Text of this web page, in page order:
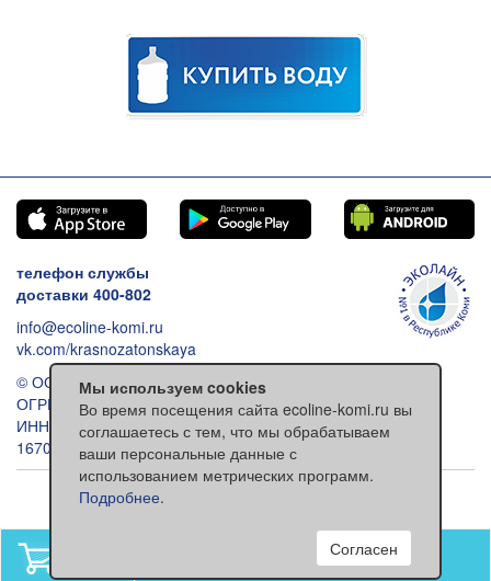
телефон службы
доставки 400-802
info@ecoline-komi.ru
vk.com/krasnozatonskaya
© ООО «Эколайн», 2026
ОГРН: 1021100512993
ИНН: 1101030557
167000 Сыктывкар ул. Ленина 118
Обычная версия сайта
нет товаров
Мы используем cookies
Во время посещения сайта ecoline-komi.ru вы
соглашаетесь с тем, что мы обрабатываем
ваши персональные данные с
использованием метрических программ.
Подробнее.
Согласен